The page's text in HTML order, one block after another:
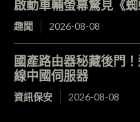
啟動車輛螢幕驚見《
趣聞 2026-08-08
國產路由器秘藏後門
線中國伺服器
資訊保安 2026-08-08